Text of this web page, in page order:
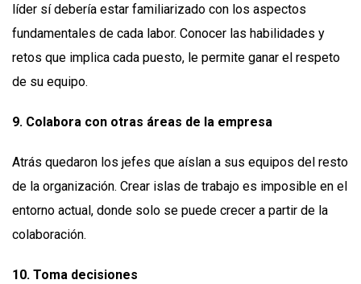
líder sí debería estar familiarizado con los aspectos
fundamentales de cada labor. Conocer las habilidades y
retos que implica cada puesto, le permite ganar el respeto
de su equipo.
9. Colabora con otras áreas de la empresa
Atrás quedaron los jefes que aíslan a sus equipos del resto
de la organización. Crear islas de trabajo es imposible en el
entorno actual, donde solo se puede crecer a partir de la
colaboración.
10. Toma decisiones